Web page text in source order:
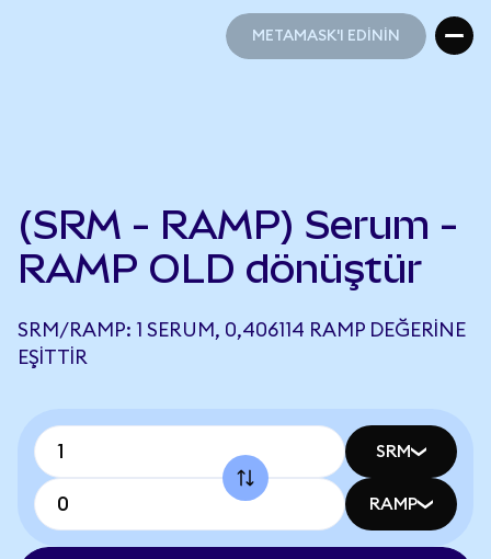
METAMASK'I EDİNİN
(SRM - RAMP) Serum -
RAMP OLD dönüştür
SRM/RAMP: 1 SERUM, 0,406114 RAMP DEĞERINE
EŞITTIR
SRM
RAMP